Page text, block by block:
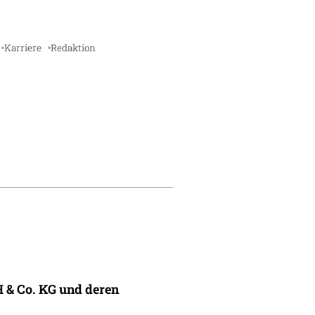
Karriere Redaktion
Co. KG und deren